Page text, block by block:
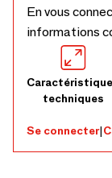
En vous
informations
techniques
Se connecter|